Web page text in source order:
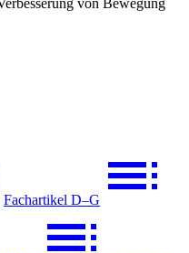
Fachartikel D–G